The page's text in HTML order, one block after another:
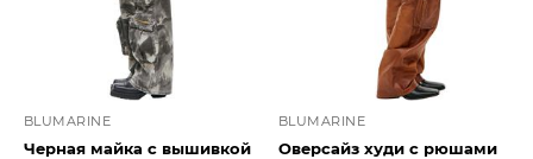
BLUMARINE
Черная майка с вышивкой
BLUMARINE
Оверсайз худи с рюшами